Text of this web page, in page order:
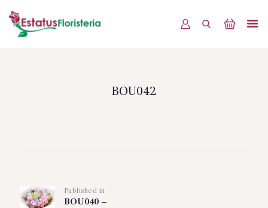
PRODUCTOSBOU042
entradasPublished in
post:
BOU040 –